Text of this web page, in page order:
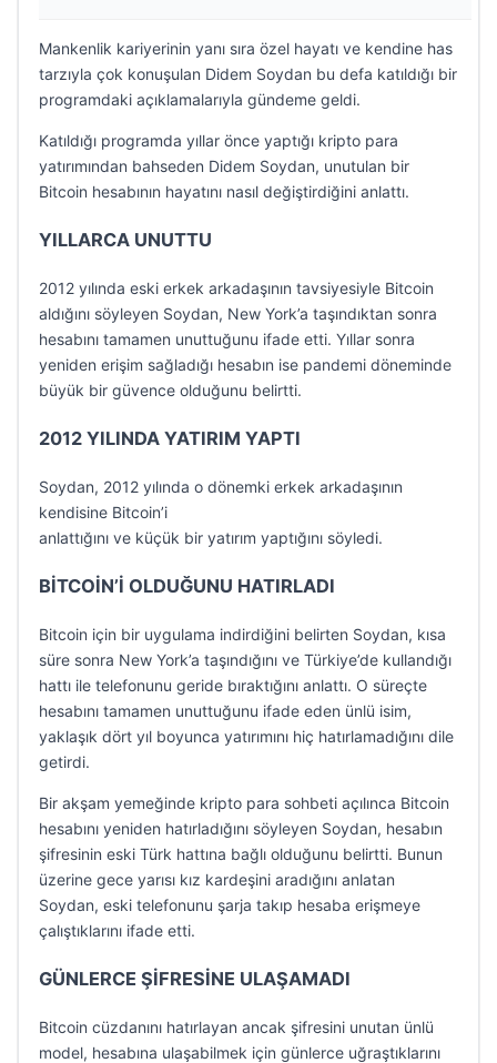
Mankenlik kariyerinin yanı sıra özel hayatı ve kendine has
tarzıyla çok konuşulan Didem Soydan bu defa katıldığı bir
programdaki açıklamalarıyla gündeme geldi.
Katıldığı programda yıllar önce yaptığı kripto para
yatırımından bahseden Didem Soydan, unutulan bir
Bitcoin hesabının hayatını nasıl değiştirdiğini anlattı.
YILLARCA UNUTTU
2012 yılında eski erkek arkadaşının tavsiyesiyle Bitcoin
aldığını söyleyen Soydan, New York’a taşındıktan sonra
hesabını tamamen unuttuğunu ifade etti. Yıllar sonra
yeniden erişim sağladığı hesabın ise pandemi döneminde
büyük bir güvence olduğunu belirtti.
2012 YILINDA YATIRIM YAPTI
Soydan, 2012 yılında o dönemki erkek arkadaşının
kendisine Bitcoin’i
anlattığını ve küçük bir yatırım yaptığını söyledi.
BİTCOİN’İ OLDUĞUNU HATIRLADI
Bitcoin için bir uygulama indirdiğini belirten Soydan, kısa
süre sonra New York’a taşındığını ve Türkiye’de kullandığı
hattı ile telefonunu geride bıraktığını anlattı. O süreçte
hesabını tamamen unuttuğunu ifade eden ünlü isim,
yaklaşık dört yıl boyunca yatırımını hiç hatırlamadığını dile
getirdi.
Bir akşam yemeğinde kripto para sohbeti açılınca Bitcoin
hesabını yeniden hatırladığını söyleyen Soydan, hesabın
şifresinin eski Türk hattına bağlı olduğunu belirtti. Bunun
üzerine gece yarısı kız kardeşini aradığını anlatan
Soydan, eski telefonunu şarja takıp hesaba erişmeye
çalıştıklarını ifade etti.
GÜNLERCE ŞİFRESİNE ULAŞAMADI
Bitcoin cüzdanını hatırlayan ancak şifresini unutan ünlü
model, hesabına ulaşabilmek için günlerce uğraştıklarını